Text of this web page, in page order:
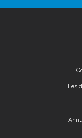
Les